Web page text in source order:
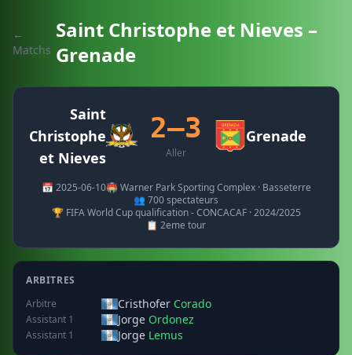
←
Matchs
Saint Christophe et Nieves –
Grenade
Saint
Christophe
et Nieves
2–3
Aller
Grenade
📅 2025-06-10🏟️ Warner Park Sporting Complex · Basseterre
👥 700 spectateurs
🏆 FIFA World Cup qualification - CONCACAF · 2024/2025
📋 2eme tour
ARBITRES
Arbitre
Cristhofer Corado
Assistant 1 Jorge Ordonez
Assistant 1 Jorge Lemus